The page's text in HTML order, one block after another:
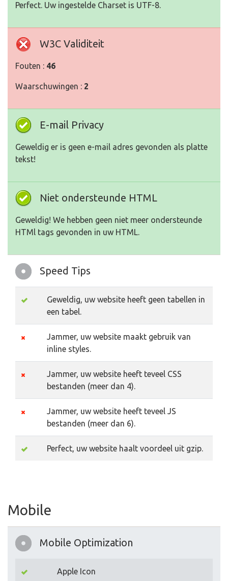
Perfect. Uw ingestelde Charset is UTF-8.
W3C Validiteit
Fouten : 46
Waarschuwingen : 2
E-mail Privacy
Geweldig er is geen e-mail adres gevonden als platte
tekst!
Niet ondersteunde HTML
Geweldig! We hebben geen niet meer ondersteunde
HTMl tags gevonden in uw HTML.
Speed Tips
Geweldig, uw website heeft geen tabellen in
een tabel.
Jammer, uw website maakt gebruik van
inline styles.
Jammer, uw website heeft teveel CSS
bestanden (meer dan 4).
Jammer, uw website heeft teveel JS
bestanden (meer dan 6).
Perfect, uw website haalt voordeel uit gzip.
Mobile
Mobile Optimization
Apple Icon